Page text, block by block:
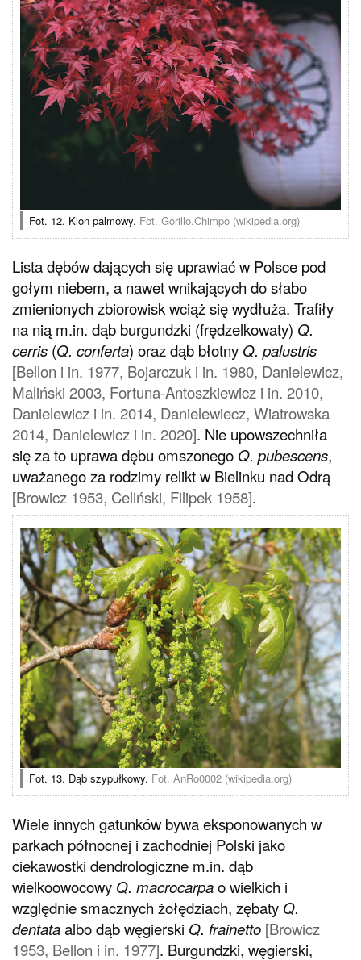
Fot. 12. Klon palmowy. Fot. Gorillo.Chimpo (wikipedia.org)
Lista dębów dających się uprawiać w Polsce pod
gołym niebem, a nawet wnikających do słabo
zmienionych zbiorowisk wciąż się wydłuża. Trafiły
na nią m.in. dąb burgundzki (frędzelkowaty) Q.
cerris (Q. conferta) oraz dąb błotny Q. palustris
[Bellon i in. 1977, Bojarczuk i in. 1980, Danielewicz,
Maliński 2003, Fortuna-Antoszkiewicz i in. 2010,
Danielewicz i in. 2014, Danielewiecz, Wiatrowska
2014, Danielewicz i in. 2020]. Nie upowszechniła
się za to uprawa dębu omszonego Q. pubescens,
uważanego za rodzimy relikt w Bielinku nad Odrą
[Browicz 1953, Celiński, Filipek 1958].
Fot. 13. Dąb szypułkowy. Fot. AnRo0002 (wikipedia.org)
Wiele innych gatunków bywa eksponowanych w
parkach północnej i zachodniej Polski jako
ciekawostki dendrologiczne m.in. dąb
wielkoowocowy Q. macrocarpao wielkich i
względnie smacznych żołędziach, zębaty Q.
dentataalbo dąb węgierski Q. frainetto [Browicz
1953, Bellon i in. 1977]. Burgundzki, węgierski,